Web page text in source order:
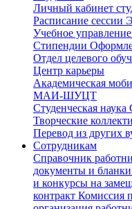
Личный кабинет
Расписание сессии
Учебное управление
Стипендии
Отдел целевого
Центр карьеры
Академическая
МАИ-ШУЦТ
Студенческая наука
Творческие
Перевод из других
Сотрудникам
Cправочник
документы и бланки
и конкурсы на
контракт Комиссия